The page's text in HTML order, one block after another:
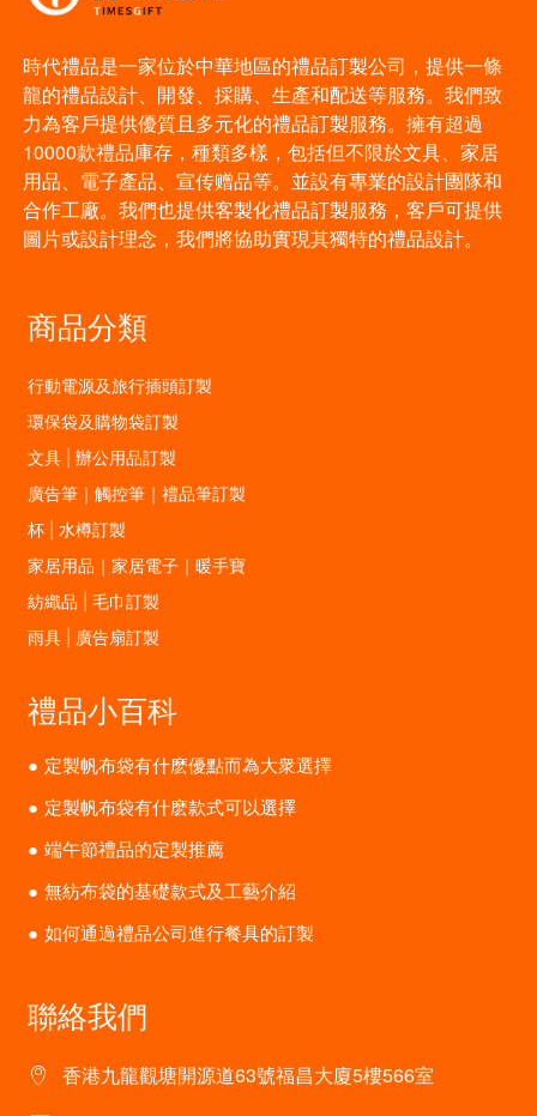
時代禮品是一家位於中華地區的禮品訂製公司，提供一條
龍的禮品設計、開發、採購、生產和配送等服務。我們致
力為客戶提供優質且多元化的禮品訂製服務。擁有超過
10000款禮品庫存，種類多樣，包括但不限於文具、家居
用品、電子產品、宣传赠品等。並設有專業的設計團隊和
合作工廠。我們也提供客製化禮品訂製服務，客戶可提供
圖片或設計理念，我們將協助實現其獨特的禮品設計。
商品分類
行動電源及旅行插頭訂製
環保袋及購物袋訂製
文具 | 辦公用品訂製
廣告筆｜觸控筆｜禮品筆訂製
杯 | 水樽訂製
家居用品｜家居電子｜暖手寶
紡織品 | 毛巾訂製
雨具 | 廣告扇訂製
禮品小百科
定製帆布袋有什麽優點而為大衆選擇
定製帆布袋有什麽款式可以選擇
端午節禮品的定製推薦
無紡布袋的基礎款式及工藝介紹
如何通過禮品公司進行餐具的訂製
聯絡我們
香港九龍觀塘開源道63號福昌大廈5樓566室